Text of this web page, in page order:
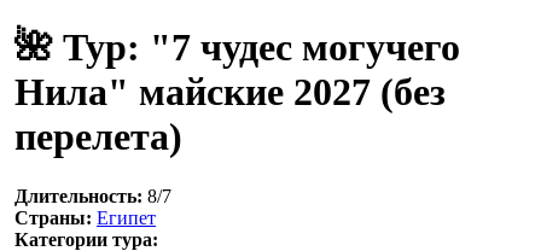
🌺 Тур: "7 чудес могучего
Нила" майские 2027 (без
перелета)
Длительность: 8/7
Страны: Египет
Категории тура: